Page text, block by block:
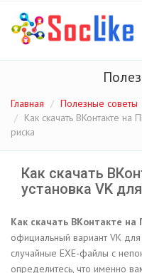
Главная
Полезные советы
Как скачать ВКонтакте на
риска
Как скачать
установка VK
Как скачать ВКонтакте на
официальный вариант VK
случайные EXE-файлы с
определитесь, что именно